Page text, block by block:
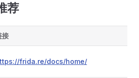
荐
接
frida.re/docs/home/